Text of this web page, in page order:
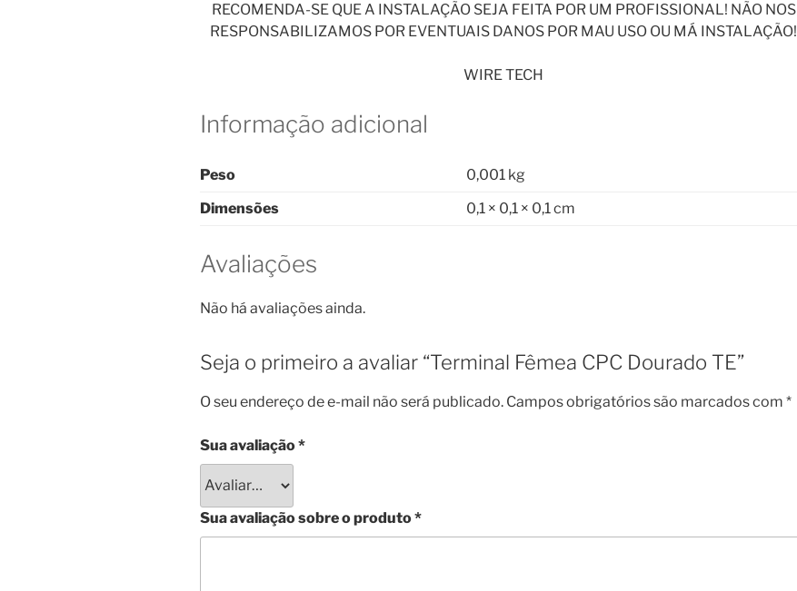
RECOMENDA-SE QUE A INSTALAÇÃO SEJA FEITA POR UM PROFISSIONAL! NÃO NOS
RESPONSABILIZAMOS POR EVENTUAIS DANOS POR MAU USO OU MÁ INSTALAÇÃO!
WIRE TECH
Informação adicional
Peso
0,001 kg
Dimensões
0,1 × 0,1 × 0,1 cm
Avaliações
Não há avaliações ainda.
Seja o primeiro a avaliar “Terminal Fêmea CPC Dourado TE”
O seu endereço de e-mail não será publicado. Campos obrigatórios são marcados com *
Sua avaliação*
Sua avaliação sobre o produto*